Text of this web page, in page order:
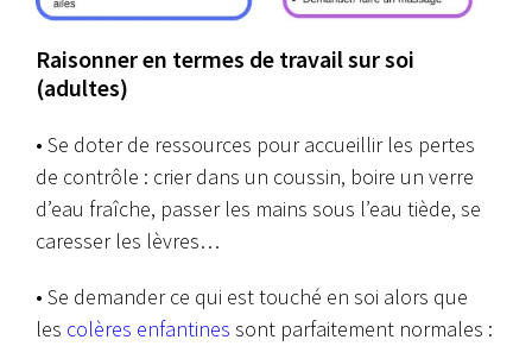
Raisonner en termes de travail sur soi
(adultes)
• Se doter de ressources pour accueillir les pertes
de contrôle : crier dans un coussin, boire un verre
d’eau fraîche, passer les mains sous l’eau tiède, se
caresser les lèvres…
• Se demander ce qui est touché en soi alors que
les colères enfantines sont parfaitement normales :